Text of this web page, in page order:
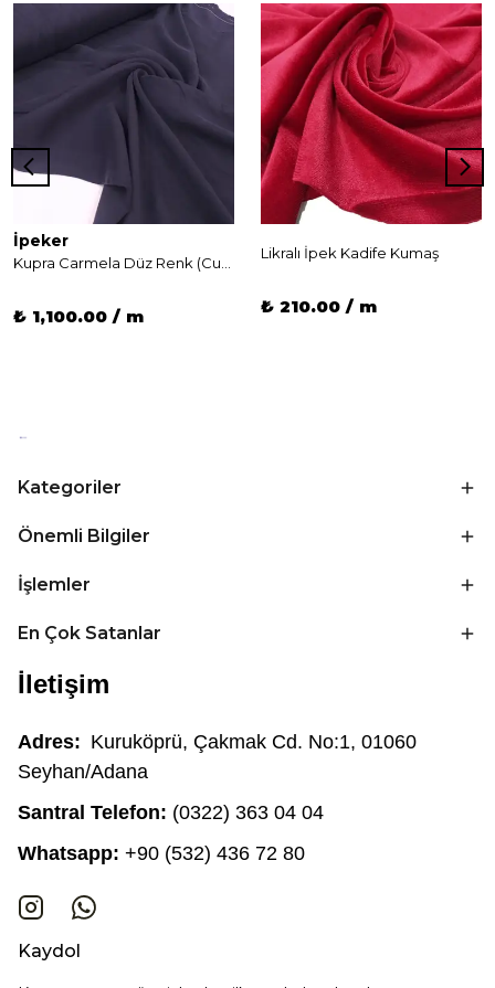
İpeker
Kupra Carmela Düz Renk (Cupro)
₺ 1,100.00 / m
Likralı İpek Kadife Kumaş
₺ 210.00 / m
Kategoriler
Önemli Bilgiler
İşlemler
En Çok Satanlar
İletişim
Adres: Kuruköprü, Çakmak Cd. No:1, 01060
Seyhan/Adana
Santral Telefon: (0322) 363 04 04
Whatsapp: +90 (532) 436 72 80
Kaydol